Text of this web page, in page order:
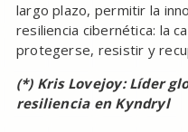
largo plazo, permitir la
resiliencia cibernética: la
protegerse, resistir y
(*) Kris Lovejoy: Líder
resiliencia en Kyndryl